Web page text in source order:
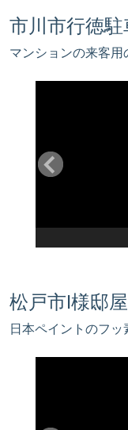
市川市行徳
マンションの来客
松戸市I様邸
日本ペイントのフ